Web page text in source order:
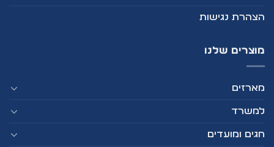
הצהרת נגישות
מוצרים שלנו
מארזים
למשרד
חגים ומועדים